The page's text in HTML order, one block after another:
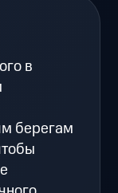
в
берегам